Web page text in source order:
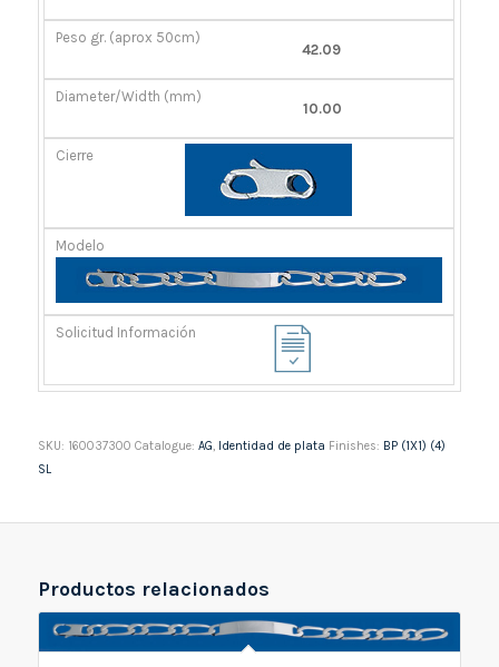
(APROX
42.09
10.00
SKU: 160037300 Catalogue: AG Identidad de plata Finishes: BP (1X1) (4)
SL
Productos relacionados